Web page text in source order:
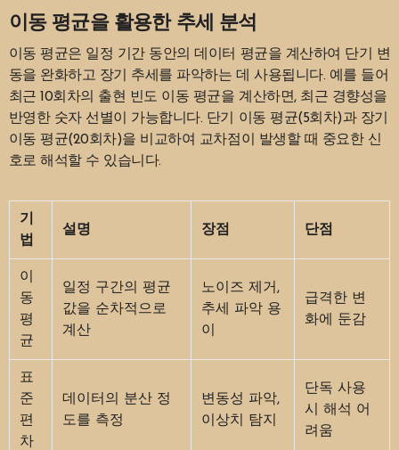
이동 평균을 활용한 추세 분석
이동 평균은 일정 기간 동안의 데이터 평균을 계산하여 단기 변
동을 완화하고 장기 추세를 파악하는 데 사용됩니다. 예를 들어
최근 10회차의 출현 빈도 이동 평균을 계산하면, 최근 경향성을
반영한 숫자 선별이 가능합니다. 단기 이동 평균(5회차)과 장기
이동 평균(20회차)을 비교하여 교차점이 발생할 때 중요한 신
호로 해석할 수 있습니다.
기
법
설명 장점 단점
이
동
평
균
일정 구간의 평균
값을 순차적으로
계산
노이즈 제거,
추세 파악 용
이
급격한 변
화에 둔감
표
준
편
차
데이터의 분산 정
도를 측정
변동성 파악,
이상치 탐지
단독 사용
시 해석 어
려움